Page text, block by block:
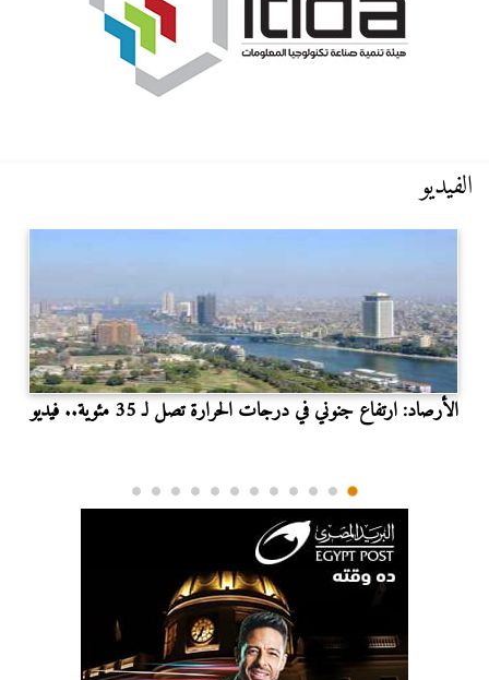
الفيديو
الأرصاد: ارتفاع جنوني في درجات الحرارة تصل لـ 35 مئوية.. فيديو